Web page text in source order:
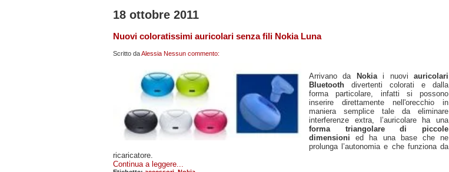
18 ottobre 2011
Nuovi coloratissimi auricolari senza fili Nokia Luna
Scritto daAlessia Nessun commento:
Arrivano da Nokiai nuoviauricolari
Bluetooth divertenti colorati e dalla
forma particolare, infatti si possono
inserire direttamente nell'orecchio in
maniera semplice tale da eliminare
interferenze extra, l’auricolare ha una
forma triangolare di piccole
dimensioni ed ha una base che ne
prolunga l’autonomia e che funziona da
ricaricatore.
Continua a leggere...